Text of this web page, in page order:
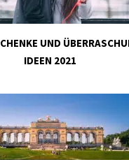
UND
IDEEN 2021